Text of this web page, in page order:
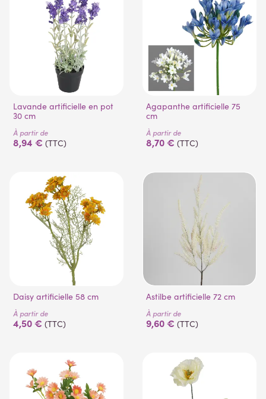
Lavande artificielle en pot
30 cm
À partir de
8,94 € (TTC)
Agapanthe artificielle 75
cm
À partir de
8,70 € (TTC)
Daisy artificielle 58 cm
À partir de
4,50 € (TTC)
Astilbe artificielle 72 cm
À partir de
9,60 € (TTC)